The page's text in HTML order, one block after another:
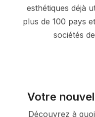
esthétiques déjà
plus de 100 pays
sociétés
Votre
Découvrez à